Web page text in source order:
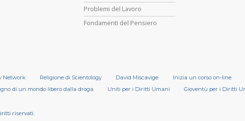
Problemi del Lavoro
Fondamenti del Pensiero
Network Religione di Scientology David Miscavige Inizia un corso on-line
di un mondo libero dalla droga Uniti per i Diritti Umani Gioventù per i Diritti
riservati.